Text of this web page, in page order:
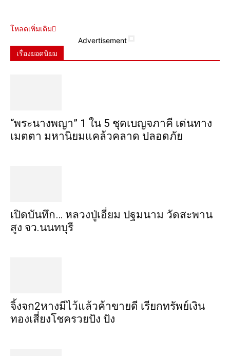
โหลดเพิ่มเติม
Advertisement
เรื่องยอดนิยม
“พระ​นาง​พญา” 1 ใน 5​ ชุดเบญจ​ภาคี​ เด่นทาง
เมตตา​ มหา​นิยม​แคล้วคลาด​ ปลอดภัย​
เปิดบันทึก… หลวงปู่เอี่ยม ​ปฐม​นาม​ วัดสะพาน
สูง​ จว.นนทบุรี
จิ้งจก​2​หาง​มีไว้แล้ว​ค้าขาย​ดี​ เรียก​ทรัพย์เงิน
ทอง​เสี่ยงโชค​รวยปัง​ ปัง​